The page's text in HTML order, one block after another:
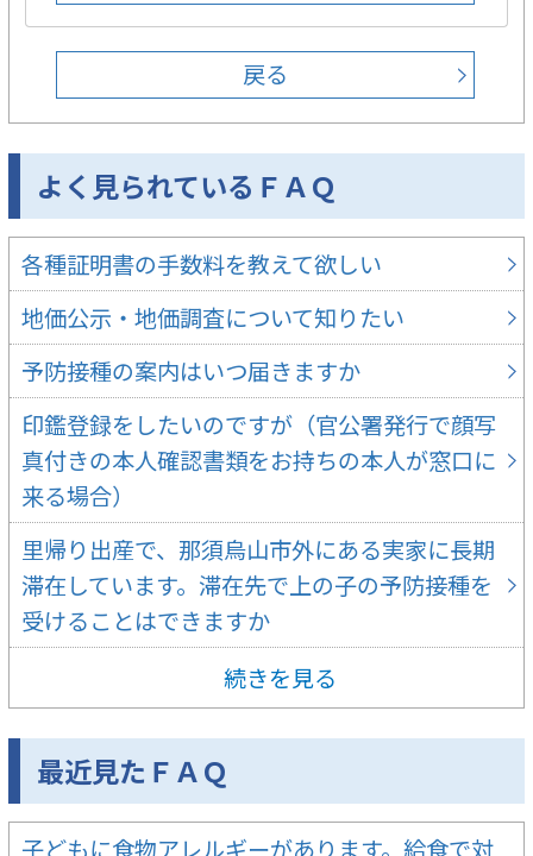
戻る
よく見られているＦＡＱ
各種証明書の手数料を教えて欲しい
地価公示・地価調査について知りたい
予防接種の案内はいつ届きますか
印鑑登録をしたいのですが（官公署発行で顔写
真付きの本人確認書類をお持ちの本人が窓口に
来る場合）
里帰り出産で、那須烏山市外にある実家に長期
滞在しています。滞在先で上の子の予防接種を
受けることはできますか
続きを見る
最近見たＦＡＱ
子どもに食物アレルギーがあります。給食で対